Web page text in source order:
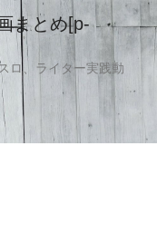
まとめ[p-
ロ、ライター実践動